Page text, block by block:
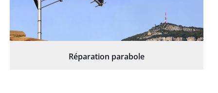
Réparation parabole